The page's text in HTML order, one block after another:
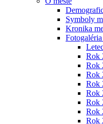
Symboly
Kronika
Fotogaléria
Rok
Rok
Rok
Rok
Rok
Rok
Rok
Rok